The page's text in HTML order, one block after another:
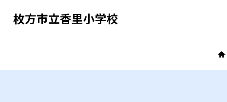
枚方市立香里小学校